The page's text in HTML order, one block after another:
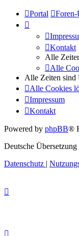
Portal Foren-
Kontakt
Alle
Alle
Alle Zeiten sind
Alle Cookies
Impressum
Kontakt
Powered by phpBB®
Deutsche Übersetzung
Datenschutz |